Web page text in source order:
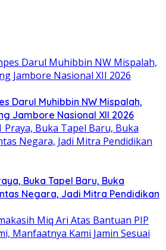
Darul Muhibbin NW Mispalah,
Jambore Nasional XII 2026
Buka Tapel Baru, Buka
Negara, Jadi Mitra Pendidikan